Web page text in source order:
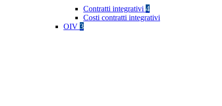
Contratti integrativi 4
Costi contratti integrativi
OIV 3